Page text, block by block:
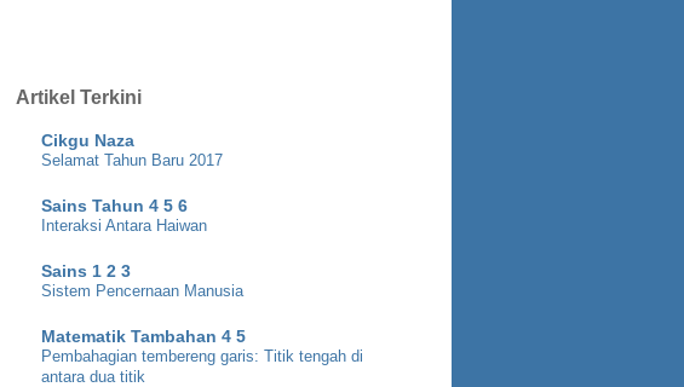
Artikel Terkini
Cikgu Naza
Selamat Tahun Baru 2017
Sains Tahun 4 5 6
Interaksi Antara Haiwan
Sains 1 2 3
Sistem Pencernaan Manusia
Matematik Tambahan 4 5
Pembahagian tembereng garis: Titik tengah di
antara dua titik